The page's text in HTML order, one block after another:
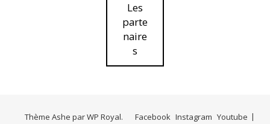
Les
parte
naire
s
Facebook Instagram Youtube
Thème Ashe parWP Royal.